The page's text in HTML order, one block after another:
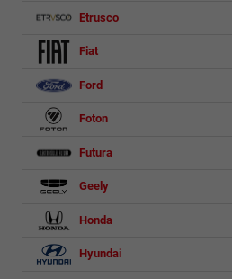
Etrusco
Fiat
Ford
Foton
Futura
Geely
Honda
Hyundai